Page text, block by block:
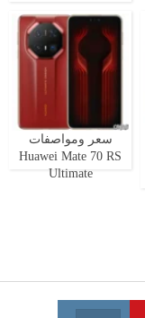
سعر ومواصفات
Huawei Mate 70 RS
Ultimate